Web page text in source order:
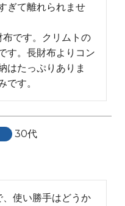
ぎて離れられませ
です。クリムトの
す。長財布よりコン
はたっぷりありま
です。
30代
使い勝手はどうか